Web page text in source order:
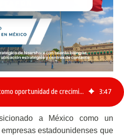
Aranceles Nearshoring como oportunidad de crecimiento en México 3:47
a México como un
estadounidenses que